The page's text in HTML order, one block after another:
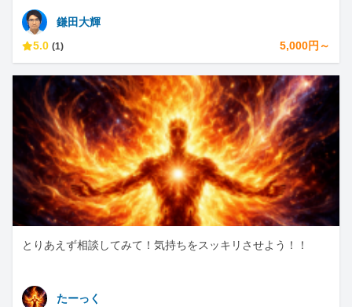
鎌田大輝
5.0 (1) 5,000円～
とりあえず相談してみて！気持ちをスッキリさせよう！！
たーっく